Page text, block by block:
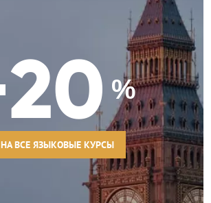
20 %
НА ВСЕ ЯЗЫКОВЫЕ КУРСЫ